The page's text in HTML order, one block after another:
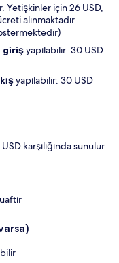
Yetişkinler için 26 USD,
alınmaktadır
girişyapılabilir: 30 USD
yapılabilir: 30 USD
karşılığında sunulur